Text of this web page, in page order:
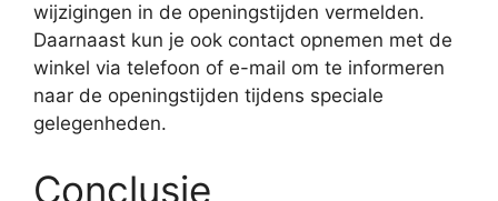
wijzigingen in de openingstijden vermelden.
Daarnaast kun je ook contact opnemen met de
winkel via telefoon of e-mail om te informeren
naar de openingstijden tijdens speciale
gelegenheden.
Conclusie